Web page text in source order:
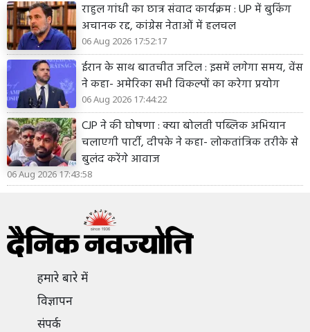
राहुल गांधी का छात्र संवाद कार्यक्रम : UP में बुकिंग
अचानक रद्द, कांग्रेस नेताओं में हलचल
06 Aug 2026 17:52:17
ईरान के साथ बातचीत जटिल : इसमें लगेगा समय, वेंस
ने कहा- अमेरिका सभी विकल्पों का करेगा प्रयोग
06 Aug 2026 17:44:22
CJP ने की घोषणा : क्या बोलती पब्लिक अभियान
चलाएगी पार्टी, दीपके ने कहा- लोकतांत्रिक तरीके से
बुलंद करेंगे आवाज
06 Aug 2026 17:43:58
हमारे बारे में
विज्ञापन
संपर्क